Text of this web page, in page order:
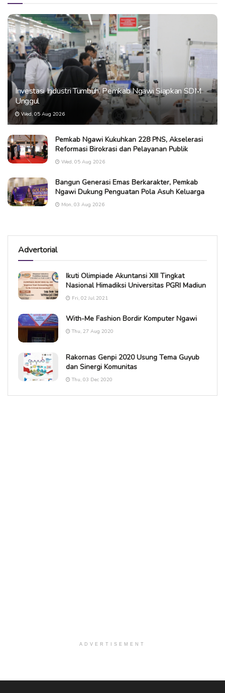
Investasi Industri Tumbuh, Pemkab Ngawi Siapkan SDM
Unggul
Wed, 05 Aug 2026
Pemkab Ngawi Kukuhkan 228 PNS, Akselerasi
Reformasi Birokrasi dan Pelayanan Publik
Wed, 05 Aug 2026
Bangun Generasi Emas Berkarakter, Pemkab
Ngawi Dukung Penguatan Pola Asuh Keluarga
Mon, 03 Aug 2026
Advertorial
Ikuti Olimpiade Akuntansi XIII Tingkat
Nasional Himadiksi Universitas PGRI Madiun
Fri, 02 Jul 2021
With-Me Fashion Bordir Komputer Ngawi
Thu, 27 Aug 2020
Rakornas Genpi 2020 Usung Tema Guyub
dan Sinergi Komunitas
Thu, 03 Dec 2020
ADVERTISEMENT